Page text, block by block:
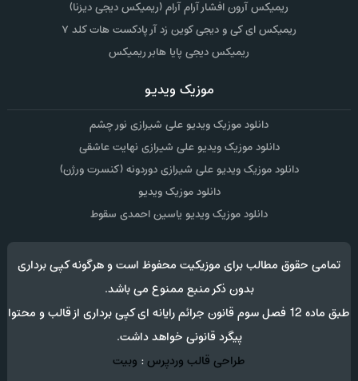
ریمیکس آرون افشار آرام آرام (ریمیکس دیجی دیزنا)
ریمیکس ای کی و دیجی کوین زد آر پادکست هات کلد ۷
ریمیکس دیجی پایا هابر ریمیکس
موزیک ویدیو
دانلود موزیک ویدیو علی شیرازی نور چشم
دانلود موزیک ویدیو علی شیرازی نهایت عاشقی
دانلود موزیک ویدیو علی شیرازی دوردونه (کنسرت ورژن)
دانلود موزیک ویدیو
دانلود موزیک ویدیو یاسین احمدی سقوط
تمامی حقوق مطالب برای موزیکیت محفوظ است و هرگونه کپی برداری
بدون ذکر منبع ممنوع می باشد.
طبق ماده 12 فصل سوم قانون جرائم رایانه ای کپی برداری از قالب و محتوا
پیگرد قانونی خواهد داشت.
طراحی قالب وردپرس: وبیت